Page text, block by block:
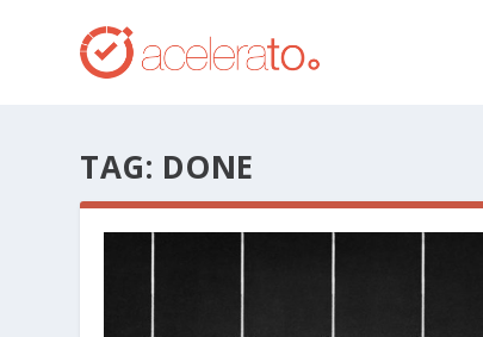
TAG: DONE